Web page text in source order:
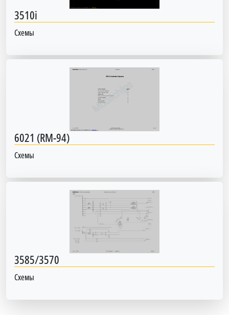
3510i
Схемы
6021 (RM-94)
Схемы
3585/3570
Схемы